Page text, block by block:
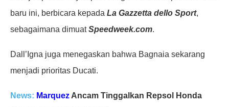
baru ini, berbicara kepada La Gazzetta dello Sport,
sebagaimana dimuatSpeedweek.com.
Dall’Igna juga menegaskan bahwa Bagnaia sekarang
menjadi prioritas Ducati.
News: Marquez Ancam Tinggalkan Repsol Honda